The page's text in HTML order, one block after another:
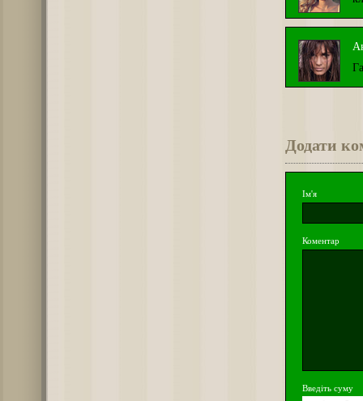
Додати
Ім'я
Коментар
Введіть суму